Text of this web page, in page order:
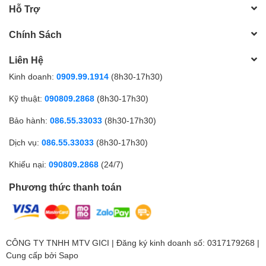
Hỗ Trợ
Chính Sách
Liên Hệ
Kinh doanh: 0909.99.1914 (8h30-17h30)
Kỹ thuật: 090809.2868 (8h30-17h30)
Bảo hành: 086.55.33033 (8h30-17h30)
Dịch vụ: 086.55.33033 (8h30-17h30)
Khiếu nại: 090809.2868 (24/7)
Phương thức thanh toán
CÔNG TY TNHH MTV GICI | Đăng ký kinh doanh số: 0317179268 |
Cung cấp bởi Sapo